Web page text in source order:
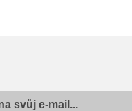
svůj e-mail...